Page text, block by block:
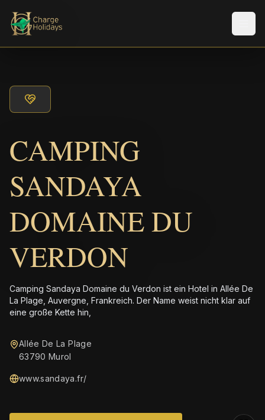
CAMPING
SANDAYA
DOMAINE DU
VERDON
Camping Sandaya Domaine du Verdon ist ein Hotel in Allée De
La Plage, Auvergne, Frankreich. Der Name weist nicht klar auf
eine große Kette hin,
Allée De La Plage
63790 Murol
www.sandaya.fr/